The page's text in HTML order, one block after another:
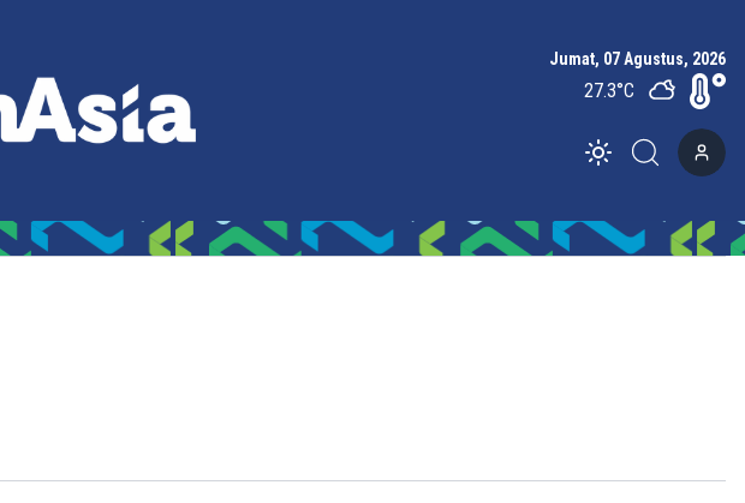
Jumat, 07 Agustus, 2026
27.3°C
Toggle theme